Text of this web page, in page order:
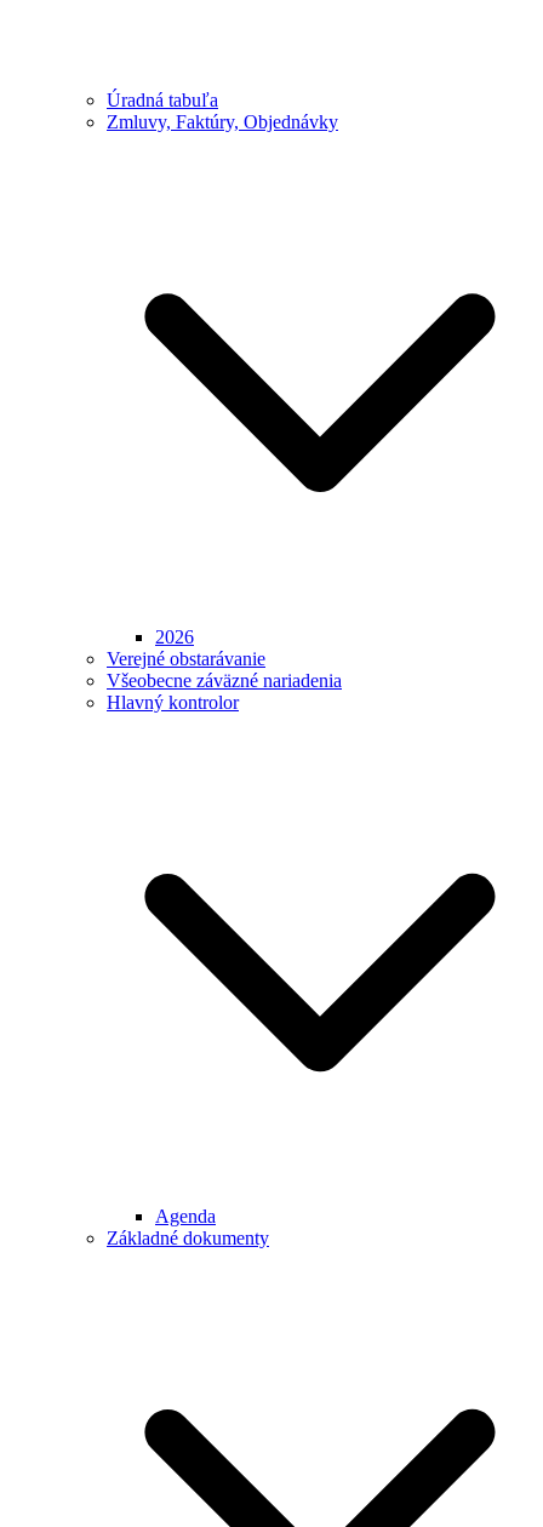
Úradná tabuľa
Zmluvy, Faktúry, Objednávky
2026
Verejné obstarávanie
Všeobecne záväzné nariadenia
Hlavný kontrolor
Agenda
Základné dokumenty